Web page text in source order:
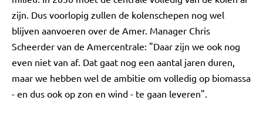
zijn. Dus voorlopig zullen de kolenschepen nog wel
blijven aanvoeren over de Amer. Manager Chris
Scheerder van de Amercentrale: "Daar zijn we ook nog
even niet van af. Dat gaat nog een aantal jaren duren,
maar we hebben wel de ambitie om volledig op biomassa
- en dus ook op zon en wind - te gaan leveren".